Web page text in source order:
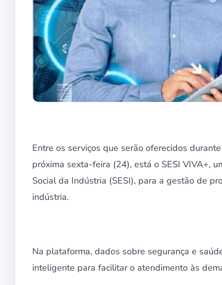
Entre os serviços que serão oferecidos
próxima sexta-feira (24), está o SESI VIVA+,
Social da Indústria (SESI), para a gestão de
indústria.
Na plataforma, dados sobre segurança e
inteligente para facilitar o atendimento às